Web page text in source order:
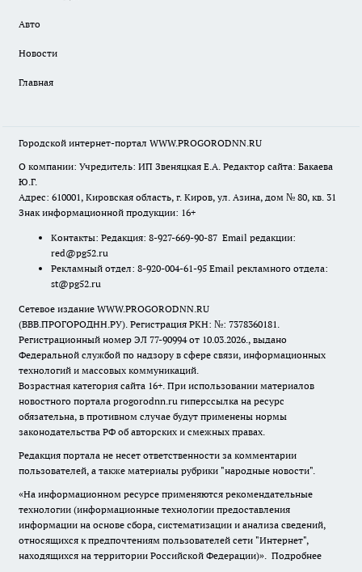
Авто
Новости
Главная
Городской интернет-портал WWW.PROGORODNN.RU
О компании: Учредитель: ИП Звеняцкая Е.А. Редактор сайта: Бакаева
Ю.Г.
Адрес: 610001, Кировская область, г. Киров, ул. Азина, дом № 80, кв. 31
Знак информационной продукции: 16+
Контакты: Редакция: 8-927-669-90-87 Email редакции:
red@pg52.ru
Рекламный отдел: 8-920-004-61-95 Email рекламного отдела:
st@pg52.ru
Сетевое издание WWW.PROGORODNN.RU
(ВВВ.ПРОГОРОДНН.РУ). Регистрация РКН: №: 7378360181.
Регистрационный номер ЭЛ 77-90994 от 10.03.2026., выдано
Федеральной службой по надзору в сфере связи, информационных
технологий и массовых коммуникаций.
Возрастная категория сайта 16+. При использовании материалов
новостного портала progorodnn.ru гиперссылка на ресурс
обязательна, в противном случае будут применены нормы
законодательства РФ об авторских и смежных правах.
Редакция портала не несет ответственности за комментарии
пользователей, а также материалы рубрики "народные новости".
«На информационном ресурсе применяются рекомендательные
технологии (информационные технологии предоставления
информации на основе сбора, систематизации и анализа сведений,
относящихся к предпочтениям пользователей сети "Интернет",
находящихся на территории Российской Федерации)». Подробнее